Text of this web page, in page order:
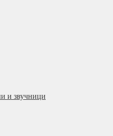
и звучници